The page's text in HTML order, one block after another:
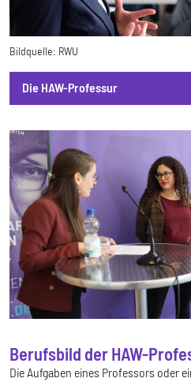
Bildquelle: RWU
Die HAW-Professur
Berufsbild der HAW-
Die Aufgaben eines Professors oder